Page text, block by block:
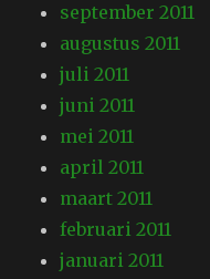
september 2011
augustus 2011
juli 2011
juni 2011
mei 2011
april 2011
maart 2011
februari 2011
januari 2011